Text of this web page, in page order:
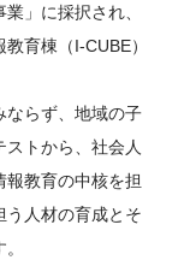
」に採択され、
育棟（I-CUBE）
らず、地域の子
トから、社会人
教育の中核を担
う人材の育成とそ